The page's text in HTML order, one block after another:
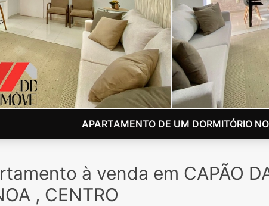
APARTAMENTO DE UM DORMITÓRIO
à venda em CAPÃO
, CENTRO